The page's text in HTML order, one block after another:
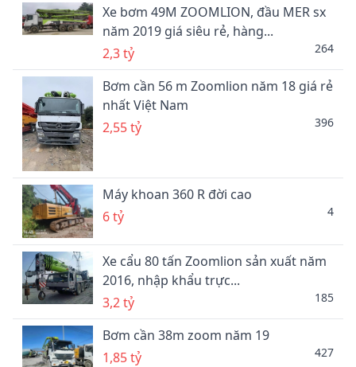
Xe bơm 49M ZOOMLION, đầu MER sx
năm 2019 giá siêu rẻ, hàng...
2,3 tỷ
264
Bơm cần 56 m Zoomlion năm 18 giá rẻ
nhất Việt Nam
2,55 tỷ
396
Máy khoan 360 R đời cao
6 tỷ
4
Xe cẩu 80 tấn Zoomlion sản xuất năm
2016, nhập khẩu trực...
3,2 tỷ
185
Bơm cần 38m zoom năm 19
1,85 tỷ
427